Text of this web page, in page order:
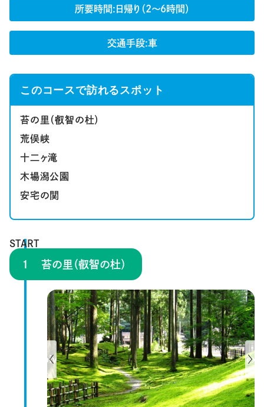
所要時間 日帰り（2～6時間）
交通手段 車
このコースで訪れるスポット
苔の里（叡智の杜）
荒俣峡
十二ヶ滝
木場潟公園
安宅の関
START
苔の里（叡智の杜）
Previous Next